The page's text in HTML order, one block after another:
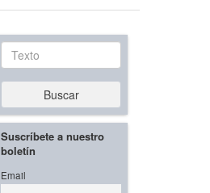
Texto
Buscar
Suscríbete a nuestro
boletín
Email